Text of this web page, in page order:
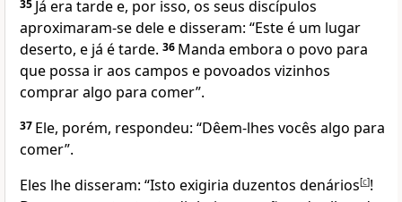
35 Já era tarde e, por isso, os seus discípulos
aproximaram-se dele e disseram: “Este é um lugar
deserto, e já é tarde. 36 Manda embora o povo para
que possa ir aos campos e povoados vizinhos
comprar algo para comer”.
37 Ele, porém, respondeu: “Dêem-lhes vocês algo para
comer”.
Eles lhe disseram: “Isto exigiria duzentos denários[c]!